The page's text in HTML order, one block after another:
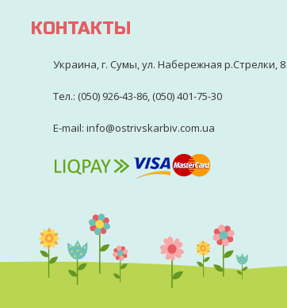
КОНТАКТЫ
Украина, г. Сумы, ул. Набережная р.Стрелки, 8
Тел.: (050) 926-43-86, (050) 401-75-30
E-mail: info@ostrivskarbiv.com.ua